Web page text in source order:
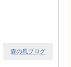
森の風ブログ